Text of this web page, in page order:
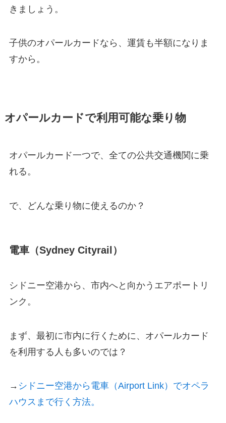
きましょう。
子供のオパールカードなら、運賃も半額になりま
すから。
オパールカードで利用可能な乗り物
オパールカード一つで、全ての公共交通機関に乗
れる。
で、どんな乗り物に使えるのか？
電車（Sydney Cityrail）
シドニー空港から、市内へと向かうエアポートリ
ンク。
まず、最初に市内に行くために、オパールカード
を利用する人も多いのでは？
→ シドニー空港から電車（Airport Link）でオペラ
ハウスまで行く方法。